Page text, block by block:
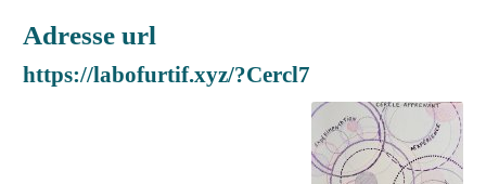
Adresse url
https://labofurtif.xyz/?Cercl7